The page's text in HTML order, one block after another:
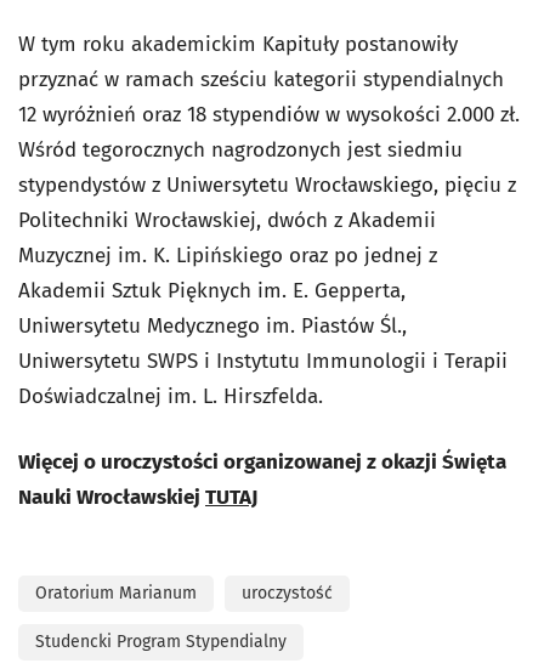
W tym roku akademickim Kapituły postanowiły
przyznać w ramach sześciu kategorii stypendialnych
12 wyróżnień oraz 18 stypendiów w wysokości 2.000 zł.
Wśród tegorocznych nagrodzonych jest siedmiu
stypendystów z Uniwersytetu Wrocławskiego, pięciu z
Politechniki Wrocławskiej, dwóch z Akademii
Muzycznej im. K. Lipińskiego oraz po jednej z
Akademii Sztuk Pięknych im. E. Gepperta,
Uniwersytetu Medycznego im. Piastów Śl.,
Uniwersytetu SWPS i Instytutu Immunologii i Terapii
Doświadczalnej im. L. Hirszfelda.
Więcej o uroczystości organizowanej z okazji Święta
Nauki Wrocławskiej TUTAJ
Oratorium Marianum uroczystość
Studencki Program Stypendialny